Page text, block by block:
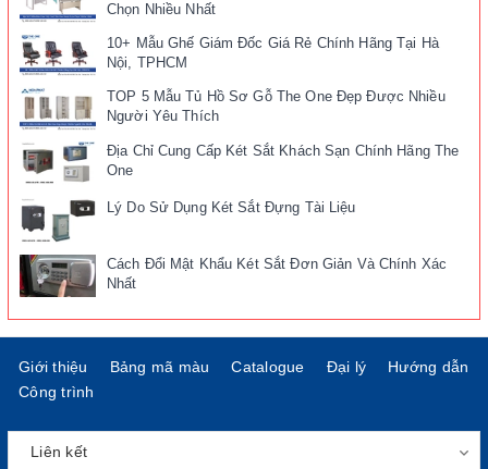
Chọn Nhiều Nhất
10+ Mẫu Ghế Giám Đốc Giá Rẻ Chính Hãng Tại Hà
Nội, TPHCM
TOP 5 Mẫu Tủ Hồ Sơ Gỗ The One Đẹp Được Nhiều
Người Yêu Thích
Địa Chỉ Cung Cấp Két Sắt Khách Sạn Chính Hãng The
One
Lý Do Sử Dụng Két Sắt Đựng Tài Liệu
Cách Đổi Mật Khẩu Két Sắt Đơn Giản Và Chính Xác
Nhất
Giới thiệu Bảng mã màu Catalogue Đại lý
Hướng dẫn
Công trình